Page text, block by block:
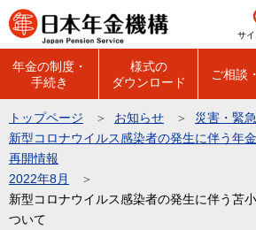
こ
の
の
先
頭
で
サ
年金の制度・
手続き
様式の
ダウンロード
ご相談
トップページ お知らせ
災害・緊
新型コロナウイルス感染者の発生に伴う年
再開情報
2022年8月
新型コロナウイルス感染者の発生に伴う苫
ついて